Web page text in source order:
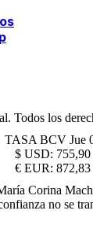
Todos los
TASA BCV Jue
$ USD:
€ EUR:
Corina
no se